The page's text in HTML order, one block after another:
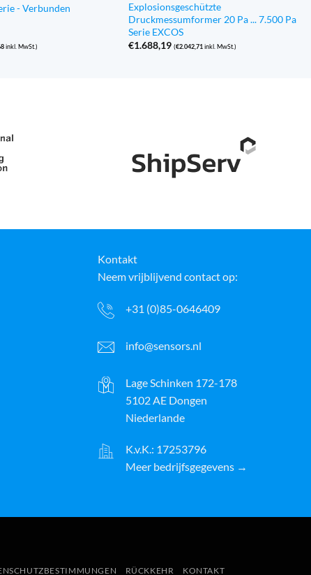
- Verbunden
inkl. MwSt.)
Explosionsgeschützte
Druckmessumformer 20 Pa ... 7.500 Pa
Serie EXCOS
€1.688,19 (€2.042,71inkl. MwSt.)
Kontakt
Neem vrijblijvend contact op:
+31 (0)85-0646409
info@sensors.nl
Lage Schinken 172-178
5102 AE Dongen
Niederlande
K.v.K.: 17253796
Meer bedrijfsgegevens →
RÜCKKEHR KONTAKT